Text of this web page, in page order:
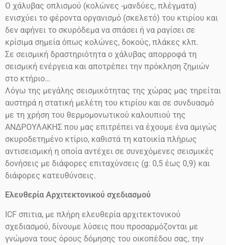
Ο χάλυβας οπλισμού (κολώνες -μανδύες, πλέγματα)
ενισχύει το φέροντα οργανισμό (σκελετό) του κτιρίου και
δεν αφήνει το σκυρόδεμα να σπάσει ή να ραγίσει σε
κρίσιμα σημεία όπως κολώνες, δοκούς, πλάκες κλπ.
Σε σεισμική δραστηριότητα ο χάλυβας απορροφά τη
σεισμική ενέργεια και αποτρέπει την πρόκληση ζημιών
στο κτήριο…
Λόγω της μεγάλης σεισμικότητας της χώρας μας τηρείται
αυστηρά η στατική μελέτη του κτιρίου και σε συνδυασμό
με τη χρήση του θερμομονωτικού καλουπιού της
ΑΝΔΡΟΥΛΑΚΗΣ που μας επιτρέπει να έχουμε ένα αμιγώς
σκυροδετημένο κτίριο, καθιστά τη κατοικία πλήρως
αντισεισμική η οποία αντέχει σε συνεχόμενες σεισμικές
δονήσεις με διάφορες επιταχύνσεις (g: 0,5 έως 0,9) και
διάφορες κατευθύνσεις.
Ελευθερία Αρχιτεκτονικού σχεδιασμού
ICF σπιτια, με πλήρη ελευθερία αρχιτεκτονικού
σχεδιασμού, δίνουμε λύσεις που προσαρμόζονται με
γνώμονα τους όρους δόμησης του οικοπέδου σας, την